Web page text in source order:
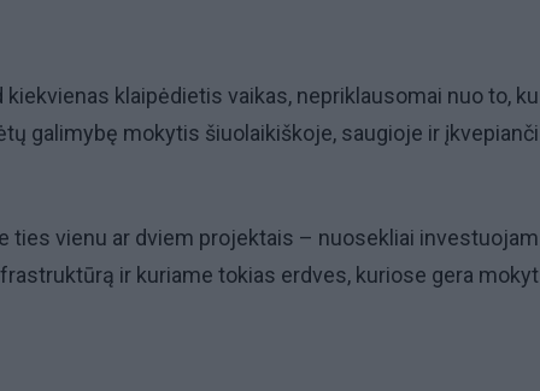
klaipėdietis vaikas, nepriklausomai nuo to,
galimybę mokytis šiuolaikiškoje, saugioje ir
ties vienu ar dviem projektais – nuosekliai
ir kuriame tokias erdves, kuriose gera